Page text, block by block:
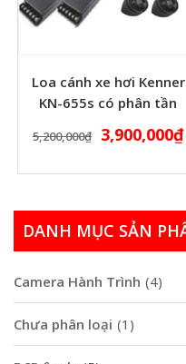
Loa cánh xe hơi Kenner
KN-655s có phân tần
5,200,000₫ 3,900,000₫
DANH MỤC SẢN
Camera Hành Trình (4)
Chưa phân loại (1)